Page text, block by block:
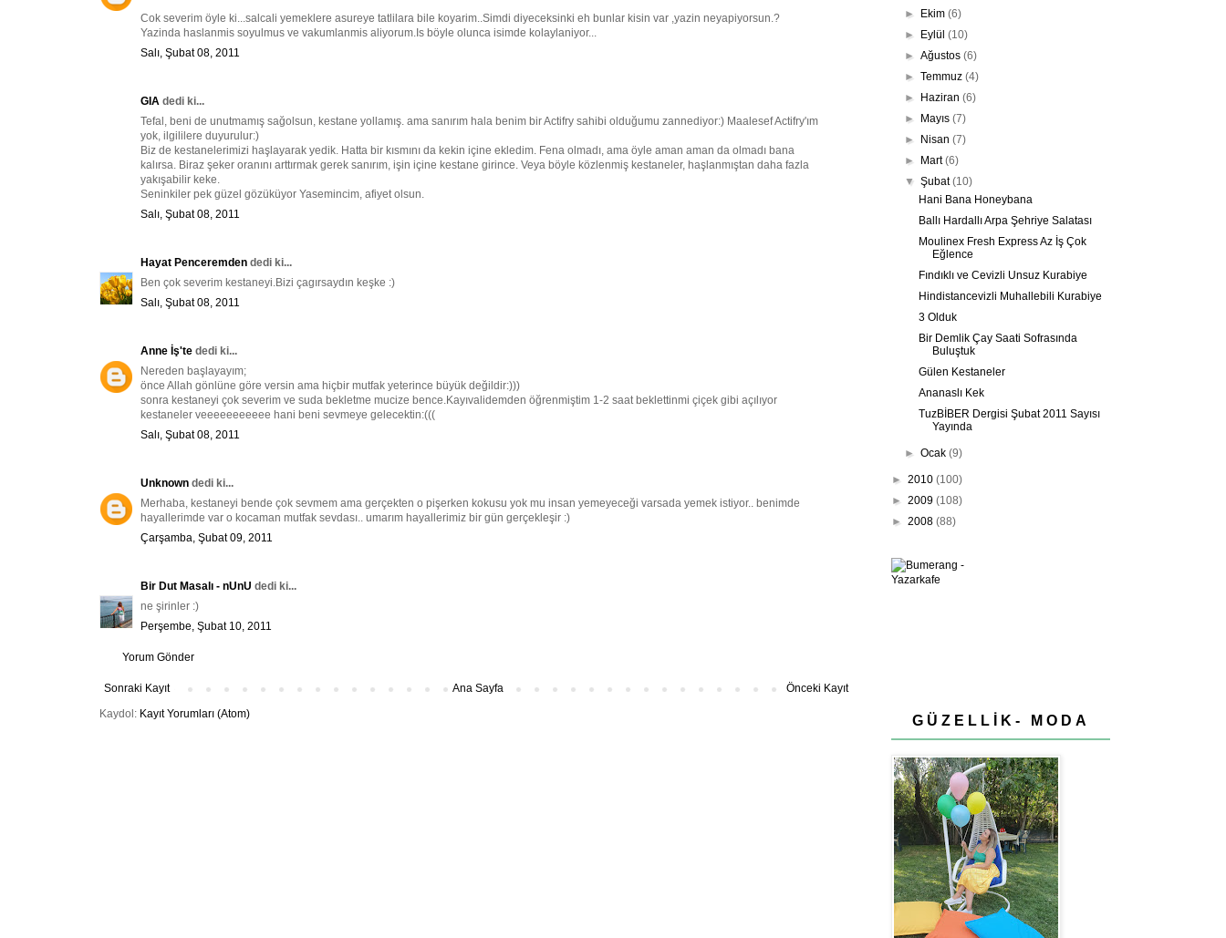
Cok severim öyle ki...salcali yemeklere asureye tatlilara bile koyarim..Simdi diyeceksinki eh bunlar kisin var ,yazin neyapiyorsun.?
Yazinda haslanmis soyulmus ve vakumlanmis aliyorum.Is böyle olunca isimde kolaylaniyor...
Salı, Şubat 08, 2011
GIA dedi ki...
Tefal, beni de unutmamış sağolsun, kestane yollamış. ama sanırım hala benim bir Actifry sahibi olduğumu zannediyor:) Maalesef Actifry'ım
yok, ilgililere duyurulur:)
Biz de kestanelerimizi haşlayarak yedik. Hatta bir kısmını da kekin içine ekledim. Fena olmadı, ama öyle aman aman da olmadı bana
kalırsa. Biraz şeker oranını arttırmak gerek sanırım, işin içine kestane girince. Veya böyle közlenmiş kestaneler, haşlanmıştan daha fazla
yakışabilir keke.
Seninkiler pek güzel gözüküyor Yasemincim, afiyet olsun.
Salı, Şubat 08, 2011
Hayat Penceremden dedi ki...
Ben çok severim kestaneyi.Bizi çagırsaydın keşke :)
Salı, Şubat 08, 2011
Anne İş'te dedi ki...
Nereden başlayayım;
önce Allah gönlüne göre versin ama hiçbir mutfak yeterince büyük değildir:)))
sonra kestaneyi çok severim ve suda bekletme mucize bence.Kayıvalidemden öğrenmiştim 1-2 saat beklettinmi çiçek gibi açılıyor
kestaneler veeeeeeeeeee hani beni sevmeye gelecektin:(((
Salı, Şubat 08, 2011
Unknown dedi ki...
Merhaba, kestaneyi bende çok sevmem ama gerçekten o pişerken kokusu yok mu insan yemeyeceği varsada yemek istiyor.. benimde
hayallerimde var o kocaman mutfak sevdası.. umarım hayallerimiz bir gün gerçekleşir :)
Çarşamba, Şubat 09, 2011
Bir Dut Masalı - nUnU dedi ki...
ne şirinler :)
Perşembe, Şubat 10, 2011
Yorum Gönder
Sonraki Kayıt Önceki Kayıt
Ana Sayfa
Kaydol: Kayıt Yorumları (Atom)
► Ekim(6)
► Eylül(10)
►Ağustos(6)
►Temmuz(4)
► Haziran(6)
► Mayıs(7)
► Nisan(7)
► Mart(6)
▼Şubat(10)
Hani Bana Honeybana
Ballı Hardallı Arpa Şehriye Salatası
Moulinex Fresh Express Az İş Çok
Eğlence
Fındıklı ve Cevizli Unsuz Kurabiye
Hindistancevizli Muhallebili Kurabiye
3 Olduk
Bir Demlik Çay Saati Sofrasında
Buluştuk
Gülen Kestaneler
Ananaslı Kek
TuzBİBER Dergisi Şubat 2011 Sayısı
Yayında
►Ocak(9)
► 2010 (100)
► 2009 (108)
► 2008 (88)
GÜZELLİK- MODA